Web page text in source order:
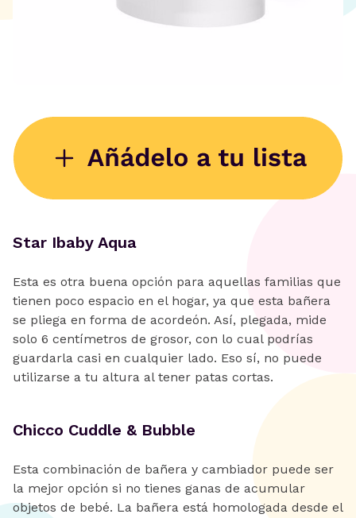
Star Ibaby Aqua
Esta es otra buena opción para aquellas familias que
tienen poco espacio en el hogar, ya que esta bañera
se pliega en forma de acordeón. Así, plegada, mide
solo 6 centímetros de grosor, con lo cual podrías
guardarla casi en cualquier lado. Eso sí, no puede
utilizarse a tu altura al tener patas cortas.
Chicco Cuddle & Bubble
Esta combinación de bañera y cambiador puede ser
la mejor opción si no tienes ganas de acumular
objetos de bebé. La bañera está homologada desde el